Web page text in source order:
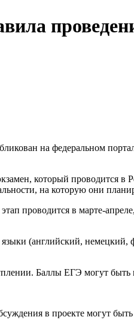
на федеральном
который проводится
на которую они
проводится в марте-
(английский, немецкий,
Баллы ЕГЭ могут
в проекте могут